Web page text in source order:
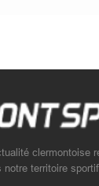
clermontoise
notre territoire